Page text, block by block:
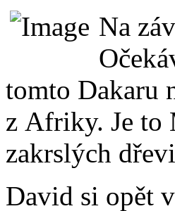
Na
tomto Dakaru
z Afriky. Je to
zakrslých
David si opět